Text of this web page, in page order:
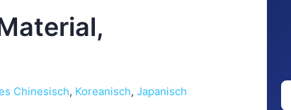
Chinesisch Koreanisch Japanisch